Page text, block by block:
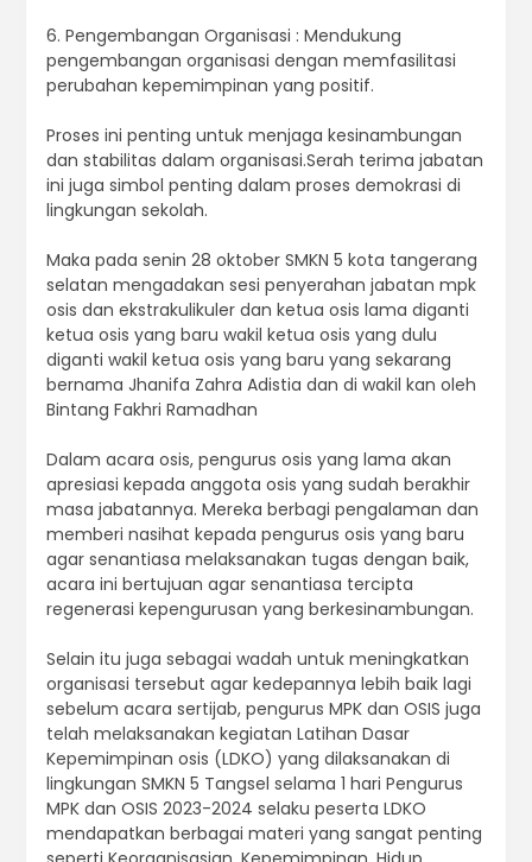
6. Pengembangan Organisasi : Mendukung
pengembangan organisasi dengan memfasilitasi
perubahan kepemimpinan yang positif.
Proses ini penting untuk menjaga kesinambungan
dan stabilitas dalam organisasi.Serah terima jabatan
ini juga simbol penting dalam proses demokrasi di
lingkungan sekolah.
Maka pada senin 28 oktober SMKN 5 kota tangerang
selatan mengadakan sesi penyerahan jabatan mpk
osis dan ekstrakulikuler dan ketua osis lama diganti
ketua osis yang baru wakil ketua osis yang dulu
diganti wakil ketua osis yang baru yang sekarang
bernama Jhanifa Zahra Adistia dan di wakil kan oleh
Bintang Fakhri Ramadhan
Dalam acara osis, pengurus osis yang lama akan
apresiasi kepada anggota osis yang sudah berakhir
masa jabatannya. Mereka berbagi pengalaman dan
memberi nasihat kepada pengurus osis yang baru
agar senantiasa melaksanakan tugas dengan baik,
acara ini bertujuan agar senantiasa tercipta
regenerasi kepengurusan yang berkesinambungan.
Selain itu juga sebagai wadah untuk meningkatkan
organisasi tersebut agar kedepannya lebih baik lagi
sebelum acara sertijab, pengurus MPK dan OSIS juga
telah melaksanakan kegiatan Latihan Dasar
Kepemimpinan osis (LDKO) yang dilaksanakan di
lingkungan SMKN 5 Tangsel selama 1 hari Pengurus
MPK dan OSIS 2023-2024 selaku peserta LDKO
mendapatkan berbagai materi yang sangat penting